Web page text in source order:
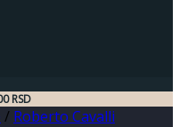
RSD
/ Roberto Cavalli